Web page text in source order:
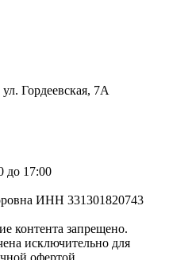
Гордеевская, 7А
до 17:00
ИНН 331301820743
контента запрещено.
исключительно для
офертой.